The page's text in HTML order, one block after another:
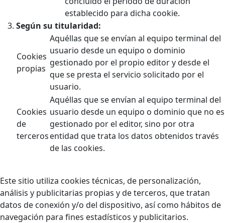
establecido para dicha cookie.
Según su titularidad:
Cookies
propias
Aquéllas que se envían al equipo terminal del
usuario desde un equipo o dominio
gestionado por el propio editor y desde el
que se presta el servicio solicitado por el
usuario.
Cookies
de
terceros
Aquéllas que se envían al equipo terminal del
usuario desde un equipo o dominio que no es
gestionado por el editor, sino por otra
entidad que trata los datos obtenidos través
de las cookies.
Este sitio utiliza cookies técnicas, de personalización,
análisis y publicitarias propias y de terceros, que tratan
datos de conexión y/o del dispositivo, así como hábitos de
navegación para fines estadísticos y publicitarios.